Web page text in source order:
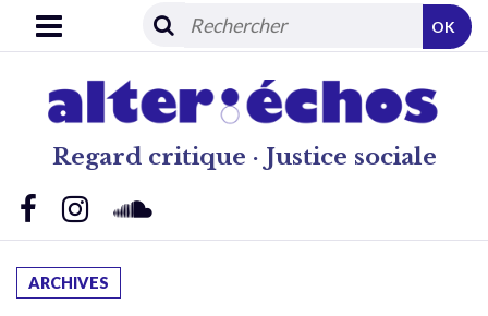
Regard critique · Justice sociale
OK
ARCHIVES